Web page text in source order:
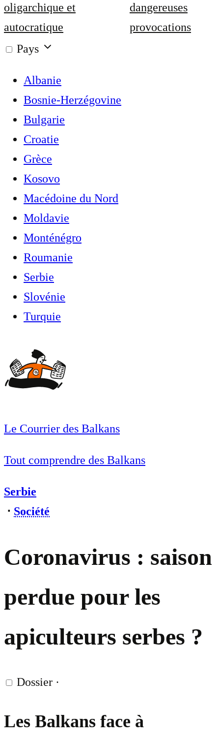
oligarchique et
autocratique
dangereuses
provocations
Pays
Albanie
Bosnie-Herzégovine
Bulgarie
Croatie
Grèce
Kosovo
Macédoine du Nord
Moldavie
Monténégro
Roumanie
Serbie
Slovénie
Turquie
Le Courrier des Balkans
Tout comprendre des Balkans
Serbie
⋅ Société
Coronavirus : saison
perdue pour les
apiculteurs serbes ?
Dossier ·
Les Balkans face à